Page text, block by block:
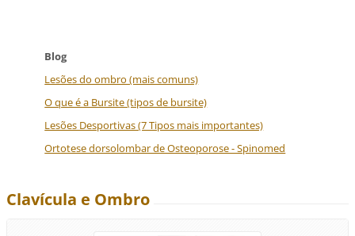
Blog
Lesões do ombro (mais comuns)
O que é a Bursite (tipos de bursite)
Lesões Desportivas (7 Tipos mais importantes)
Ortotese dorsolombar de Osteoporose - Spinomed
Clavícula e Ombro